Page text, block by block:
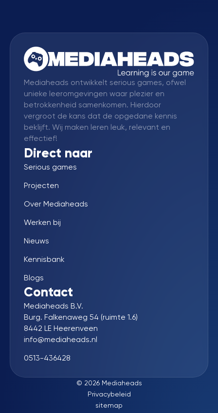
Mediaheads ontwikkelt serious games, ofwel
unieke leeromgevingen waar plezier en
betrokkenheid samenkomen. Hierdoor
vergroot de kans dat de opgedane kennis
beklijft. Wij maken leren leuk, relevant en
effectief!
Direct naar
Serious games
Projecten
Over Mediaheads
Werken bij
Nieuws
Kennisbank
Blogs
Contact
Mediaheads B.V.
Burg. Falkenaweg 54 (ruimte 1.6)
8442 LE Heerenveen
info@mediaheads.nl
0513-436428
© 2026 Mediaheads
Privacybeleid
sitemap